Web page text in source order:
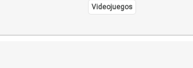
Videojuegos